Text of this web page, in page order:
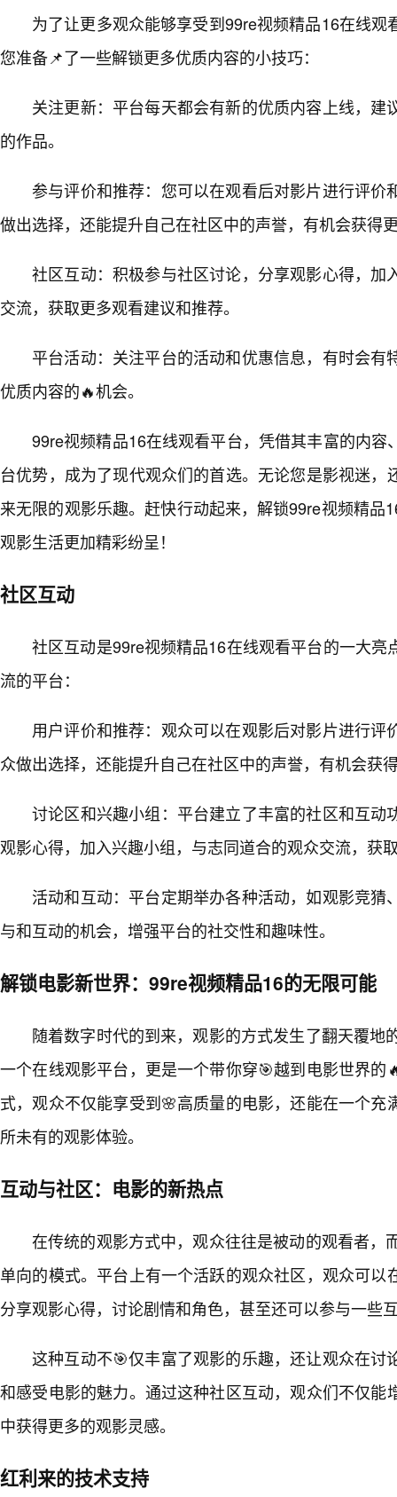
为了让更多观众能够享受到99re视频精品16在线
您准备📌了一些解锁更多优质内容的小技巧：
关注更新：平台每天都会有新的优质内容上线，建
的作品。
参与评价和推荐：您可以在观看后对影片进行评价
做出选择，还能提升自己在社区中的声誉，有机会获得
社区互动：积极参与社区讨论，分享观影心得，加
交流，获取更多观看建议和推荐。
平台活动：关注平台的活动和优惠信息，有时会有
优质内容的🔥机会。
99re视频精品16在线观看平台，凭借其丰富的内容
台优势，成为了现代观众们的首选。无论您是影视迷，
来无限的观影乐趣。赶快行动起来，解锁99re视频精品
观影生活更加精彩纷呈！
社区互动
社区互动是99re视频精品16在线观看平台的一大亮
流的平台：
用户评价和推荐：观众可以在观影后对影片进行评
众做出选择，还能提升自己在社区中的声誉，有机会获
讨论区和兴趣小组：平台建立了丰富的社区和互动
观影心得，加入兴趣小组，与志同道合的观众交流，获
活动和互动：平台定期举办各种活动，如观影竞猜
与和互动的机会，增强平台的社交性和趣味性。
解锁电影新世界：99re视频精品16的无限可能
随着数字时代的到来，观影的方式发生了翻天覆地
一个在线观影平台，更是一个带你穿🎯越到电影世界的
式，观众不仅能享受到🌸高质量的电影，还能在一个充
所未有的观影体验。
互动与社区：电影的新热点
在传统的观影方式中，观众往往是被动的观看者，
单向的模式。平台上有一个活跃的观众社区，观众可以
分享观影心得，讨论剧情和角色，甚至还可以参与一些
这种互动不🎯仅丰富了观影的乐趣，还让观众在讨
和感受电影的魅力。通过这种社区互动，观众们不仅能
中获得更多的观影灵感。
红利来的技术支持